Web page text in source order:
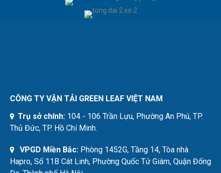
VPGD Miền Bắc:
Phòng 1452G, Tầng 14, Tòa nhà
Hapro, Số 11B Cát Linh, Phường Quốc Tử Giám, Quận Đống
Đa, Thành phố Hà Nội.
VPGD Miền Trung:
Lô 18 & 19 Khu BB2 - Khu Đô Thị
Xanh Kim Cúc, P.Ghềnh Ráng, TP Quy Nhơn.